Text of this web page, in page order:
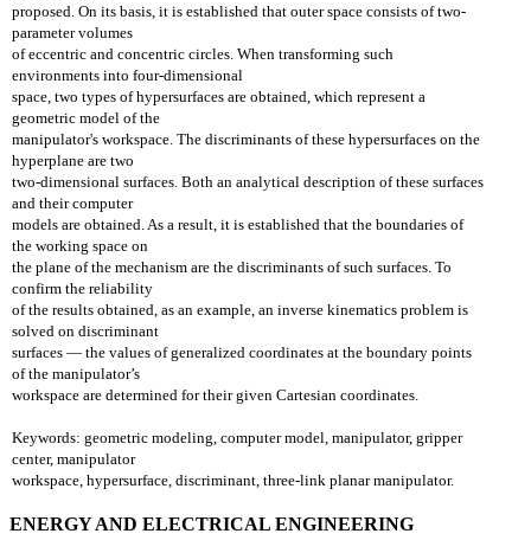
proposed. On its basis, it is established that outer space consists of two-
parameter volumes
of eccentric and concentric circles. When transforming such
environments into four-dimensional
space, two types of hypersurfaces are obtained, which represent a
geometric model of the
manipulator's workspace. The discriminants of these hypersurfaces on the
hyperplane are two
two-dimensional surfaces. Both an analytical description of these surfaces
and their computer
models are obtained. As a result, it is established that the boundaries of
the working space on
the plane of the mechanism are the discriminants of such surfaces. To
confirm the reliability
of the results obtained, as an example, an inverse kinematics problem is
solved on discriminant
surfaces — the values of generalized coordinates at the boundary points
of the manipulator’s
workspace are determined for their given Cartesian coordinates.
Keywords: geometric modeling, computer model, manipulator, gripper
center, manipulator
workspace, hypersurface, discriminant, three-link planar manipulator.
ENERGY AND ELECTRICAL ENGINEERING